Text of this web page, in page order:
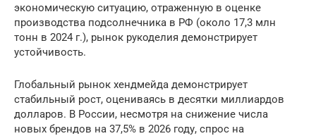
экономическую ситуацию, отраженную в оценке
производства подсолнечника в РФ (около 17,3 млн
тонн в 2024 г.), рынок рукоделия демонстрирует
устойчивость.
Глобальный рынок хендмейда демонстрирует
стабильный рост, оцениваясь в десятки миллиардов
долларов. В России, несмотря на снижение числа
новых брендов на 37,5% в 2026 году, спрос на